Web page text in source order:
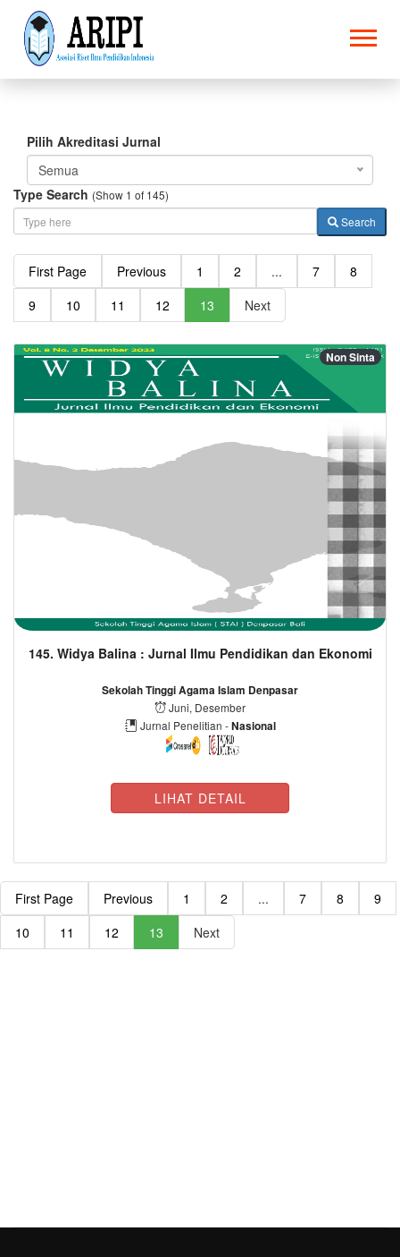
Pilih Akreditasi Jurnal
Semua
Type Search (Show 1 of 145)
Search
First Page Previous 1 2 ... 7
8
9
10 11 12 13 Next
Non Sinta
145. Widya Balina : Jurnal Ilmu Pendidikan dan Ekonomi
Sekolah Tinggi Agama Islam Denpasar
Juni, Desember
Jurnal Penelitian -Nasional
LIHAT DETAIL
First Page Previous 1 2 ... 7 8
9
10
11 12 13 Next